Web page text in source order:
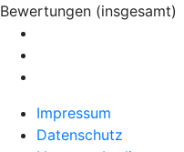
Bewertungen (insgesamt)
Impressum
Datenschutz